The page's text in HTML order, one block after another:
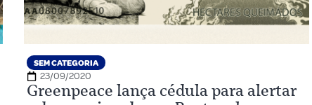
SEM CATEGORIA
23/09/2020
Greenpeace lança cédula para alertar